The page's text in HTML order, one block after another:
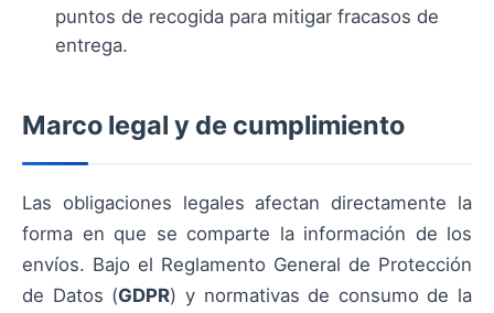
puntos de recogida para mitigar fracasos de
entrega.
Marco legal y de cumplimiento
Las obligaciones legales afectan directamente la
forma en que se comparte la información de los
envíos. Bajo el Reglamento General de Protección
de Datos (GDPR) y normativas de consumo de la